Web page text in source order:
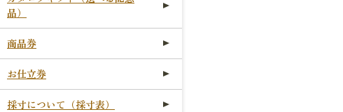
品）
商品券
お仕立券
採寸について（採寸表）